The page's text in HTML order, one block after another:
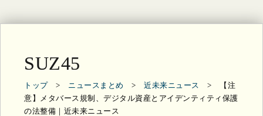
SUZ45
トップ> ニュースまとめ > 近未来ニュース > 【注
意】メタバース規制、デジタル資産とアイデンティティ保護
の法整備｜近未来ニュース